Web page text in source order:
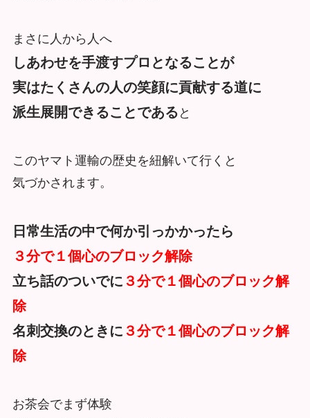
まさに人から人へ
しあわせを手渡すプロとなることが
実はたくさんの人の笑顔に貢献する道に
派生展開できることである と
このヤマト運輸の歴史を紐解いて行くと
気づかされます。
日常生活の中で何か引っかかったら
３分で１個心のブロック解除
立ち話のついでに ３分で１個心のブロック解
除
名刺交換のときに ３分で１個心のブロック解
除
お茶会でまず体験